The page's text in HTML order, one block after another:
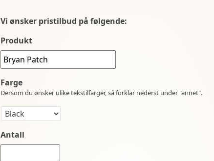
Vi ønsker pristilbud på følgende:
Produkt
Farge
Dersom du ønsker ulike tekstilfarger, så forklar nederst under "annet".
Antall